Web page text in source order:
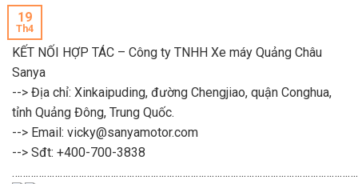
19
Th4
KẾT NỐI HỢP TÁC – Công ty TNHH Xe máy Quảng Châu
Sanya
--> Địa chỉ: Xinkaipuding, đường Chengjiao, quận Conghua,
tỉnh Quảng Đông, Trung Quốc.
--> Email: vicky@sanyamotor.com
--> Sđt: +400-700-3838